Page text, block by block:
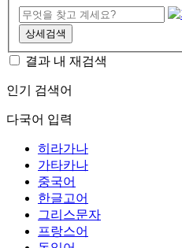
상세검색
결과 내 재검색
인기 검색어
다국어 입력
히라가나
가타카나
중국어
한글고어
그리스문자
프랑스어